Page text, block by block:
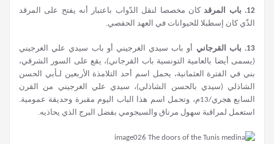
12. باب المرقدكان مخصصا لنقل الدّواب باعتبار أنه يفتح على المرقد
الذّي كان إسطبلا للحيوانات في العهد الحفصي.
13. باب القرجاني
أو باب سيدي الغرجيني أو باب سيدي علي الغرجيني
(يسمى أيضا بالعامية التونسية باب القرجاني)، يقع على السور الشرقي،
بني في الفترة العثمانية، يحمل اسم أحد التلامذة الأربعين لـأبي الحسن
الشاذلي (سيدي بالحسن الشاذلي)، سيدي علي الغرجيني من القرن
السابع هجري/13م، وتحمل اسم هذا الباب اليوم مقبرة وحديقة عمومية.
استعمل لمراقبة سهول مرناق والسيجومي بفضل البرج الذي يحاذيه.